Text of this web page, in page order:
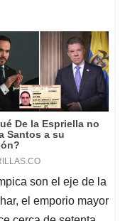
son el eje de la
el emporio mayor